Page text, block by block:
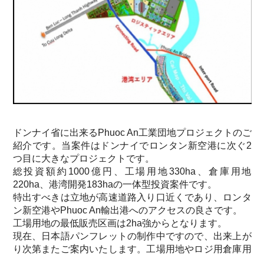
ドンナイ省に出来るPhuoc An工業団地プロジェクトのご
紹介です。 当案件はドンナイでロンタン新空港に次ぐ2
つ目に大きなプロジェクトです。
総投資額約1000億円、工場用地330ha、倉庫用地
220ha、港湾開発183haの一体型投資案件です。
特出すべきは立地が高速道路入り口近くであり、ロンタ
ン新空港やPhuoc An輸出港へのアクセスの良さです。
工場用地の最低販売区画は2ha強からとなります。
現在、日本語パンフレットの制作中ですので、出来上が
り次第またご案内いたします。工場用地やロジ用倉庫用